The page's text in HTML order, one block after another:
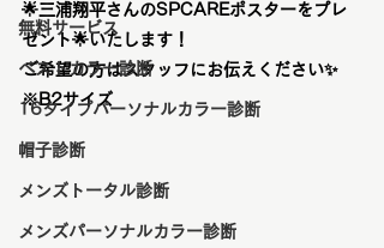
無料サービス
ベストカラー診断
16タイプパーソナルカラー診断
帽子診断
メンズトータル診断
メンズパーソナルカラー診断
🌟三浦翔平さんのSPCAREポスターをプレ
ゼント🌟いたします！
ご希望の方はスタッフにお伝えください✨
※B2サイズ